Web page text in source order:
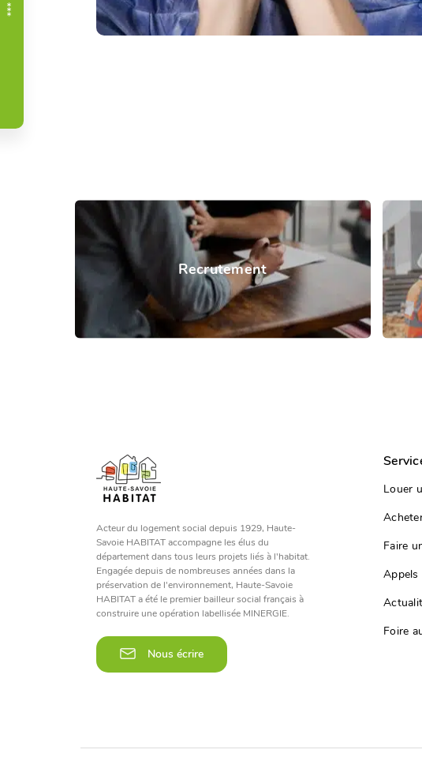
Recrutement
Acteur du logement social depuis 1929, Haute-
Savoie HABITAT accompagne les élus du
département dans tous leurs projets liés à l'habitat.
Engagée depuis de nombreuses années dans la
préservation de l'environnement, Haute-Savoie
HABITAT a été le premier bailleur social français à
construire une opération labellisée MINERGIE.
Nous écrire
Louer
Faire
Appels
Foire